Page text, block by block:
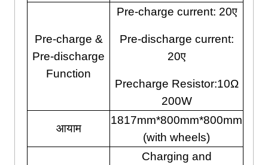
Pre-charge &
Pre-discharge
Function
Pre-charge current: 20ए
Pre-discharge current:
20ए
Precharge Resistor:10Ω
200W
आयाम
1817mm*800mm*800mm
(with wheels)
Charging and